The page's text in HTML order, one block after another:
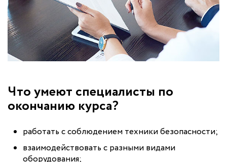
Что умеют специалисты по
окончанию курса?
работать с соблюдением техники безопасности;
взаимодействовать с разными видами
оборудования;